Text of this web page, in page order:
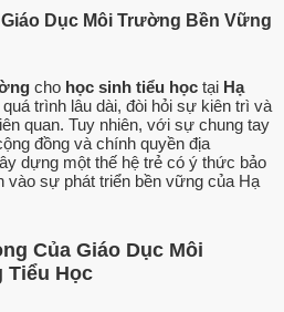
Dục Môi Trường Bền Vững
cho học sinh tiểu học tại Hạ
quá trình lâu dài, đòi hỏi sự kiên trì và
quan. Tuy nhiên, với sự chung tay
đồng và chính quyền địa
dựng một thế hệ trẻ có ý thức bảo
vào sự phát triển bền vững của Hạ
Của Giáo Dục Môi
Tiểu Học